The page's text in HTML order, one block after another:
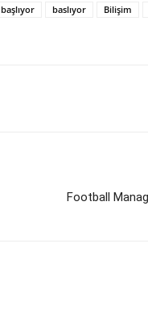
baslıyor Bilişim
Football